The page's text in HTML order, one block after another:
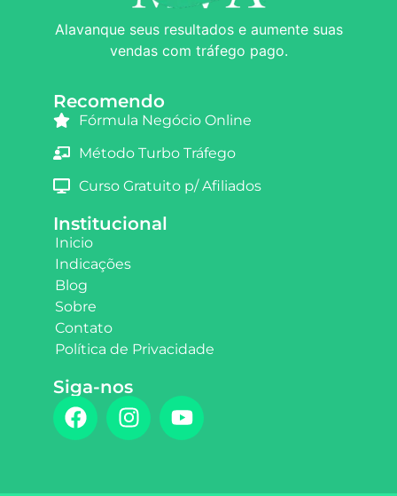
Alavanque seus resultados e aumente suas
vendas com tráfego pago.
Recomendo
Fórmula Negócio Online
Método Turbo Tráfego
Curso Gratuito p/ Afiliados
Institucional
Inicio
Indicações
Blog
Sobre
Contato
Política de Privacidade
Siga-nos